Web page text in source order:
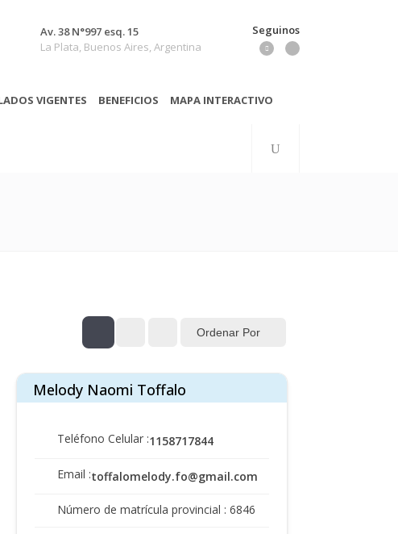
Av. 38 N°997 esq. 15
La Plata, Buenos Aires, Argentina
Seguinos
VIGENTES BENEFICIOS MAPA INTERACTIVO
Ordenar Por
Melody Naomi Toffalo
Teléfono Celular :1158717844
Email :toffalomelody.fo@gmail.com
Número de matrícula provincial : 6846